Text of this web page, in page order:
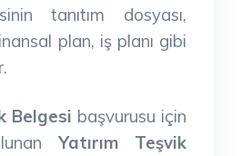
tanıtım dosyası,
plan, iş planı gibi
Belgesi başvurusu için
Yatırım Teşvik